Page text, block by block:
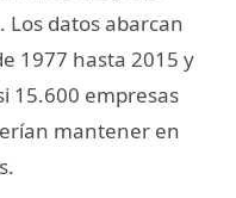
Los datos abarcan
1977 hasta 2015 y
15.600 empresas
mantener en